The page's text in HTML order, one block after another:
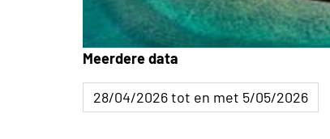
Meerdere data
28/04/2026 tot en met 5/05/2026